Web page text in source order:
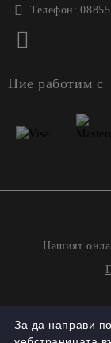
Телефон:
Ние работим с
Нашият
За да направи